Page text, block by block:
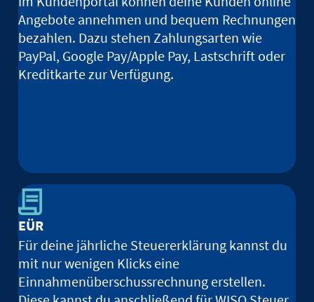
Angebote annehmen und bequem Rechnungen
bezahlen. Dazu stehen Zahlungsarten wie
PayPal, Google Pay/Apple Pay, Lastschrift oder
Kreditkarte zur Verfügung.
EÜR
Für deine jährliche Steuererklärung kannst du
mit nur wenigen Klicks eine
Einnahmenüberschussrechnung erstellen.